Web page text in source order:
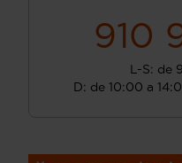
910
L-S: de
D: de 10:00 a